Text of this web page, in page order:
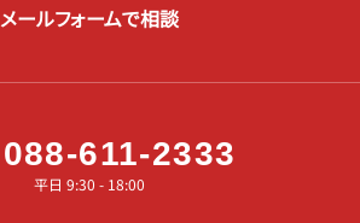
メールフォームで相談
088-611-2333
平日 9:30 - 18:00